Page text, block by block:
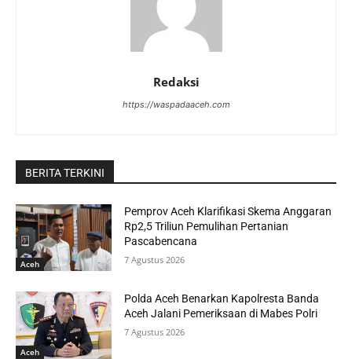
Redaksi
https://waspadaaceh.com
BERITA TERKINI
Aceh
Pemprov Aceh Klarifikasi Skema Anggaran
Rp2,5 Triliun Pemulihan Pertanian
Pascabencana
7 Agustus 2026
Aceh
Polda Aceh Benarkan Kapolresta Banda
Aceh Jalani Pemeriksaan di Mabes Polri
7 Agustus 2026